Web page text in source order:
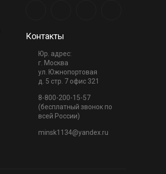
Контакты
Юр. адрес:
г. Москва
ул. Южнопортовая
д. 5 стр. 7 офис 321
8-800-200-15-57
(бесплатный звонок по
всей России)
minsk1134@yandex.ru